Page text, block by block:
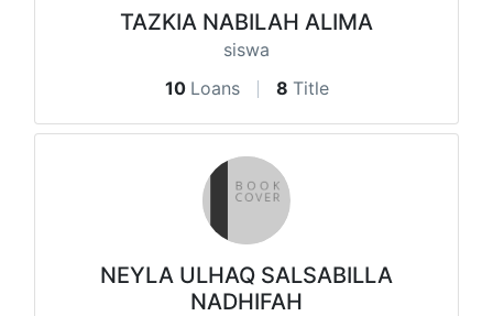
TAZKIA NABILAH ALIMA
siswa
10 Loans 8 Title
NEYLA ULHAQ SALSABILLA
NADHIFAH